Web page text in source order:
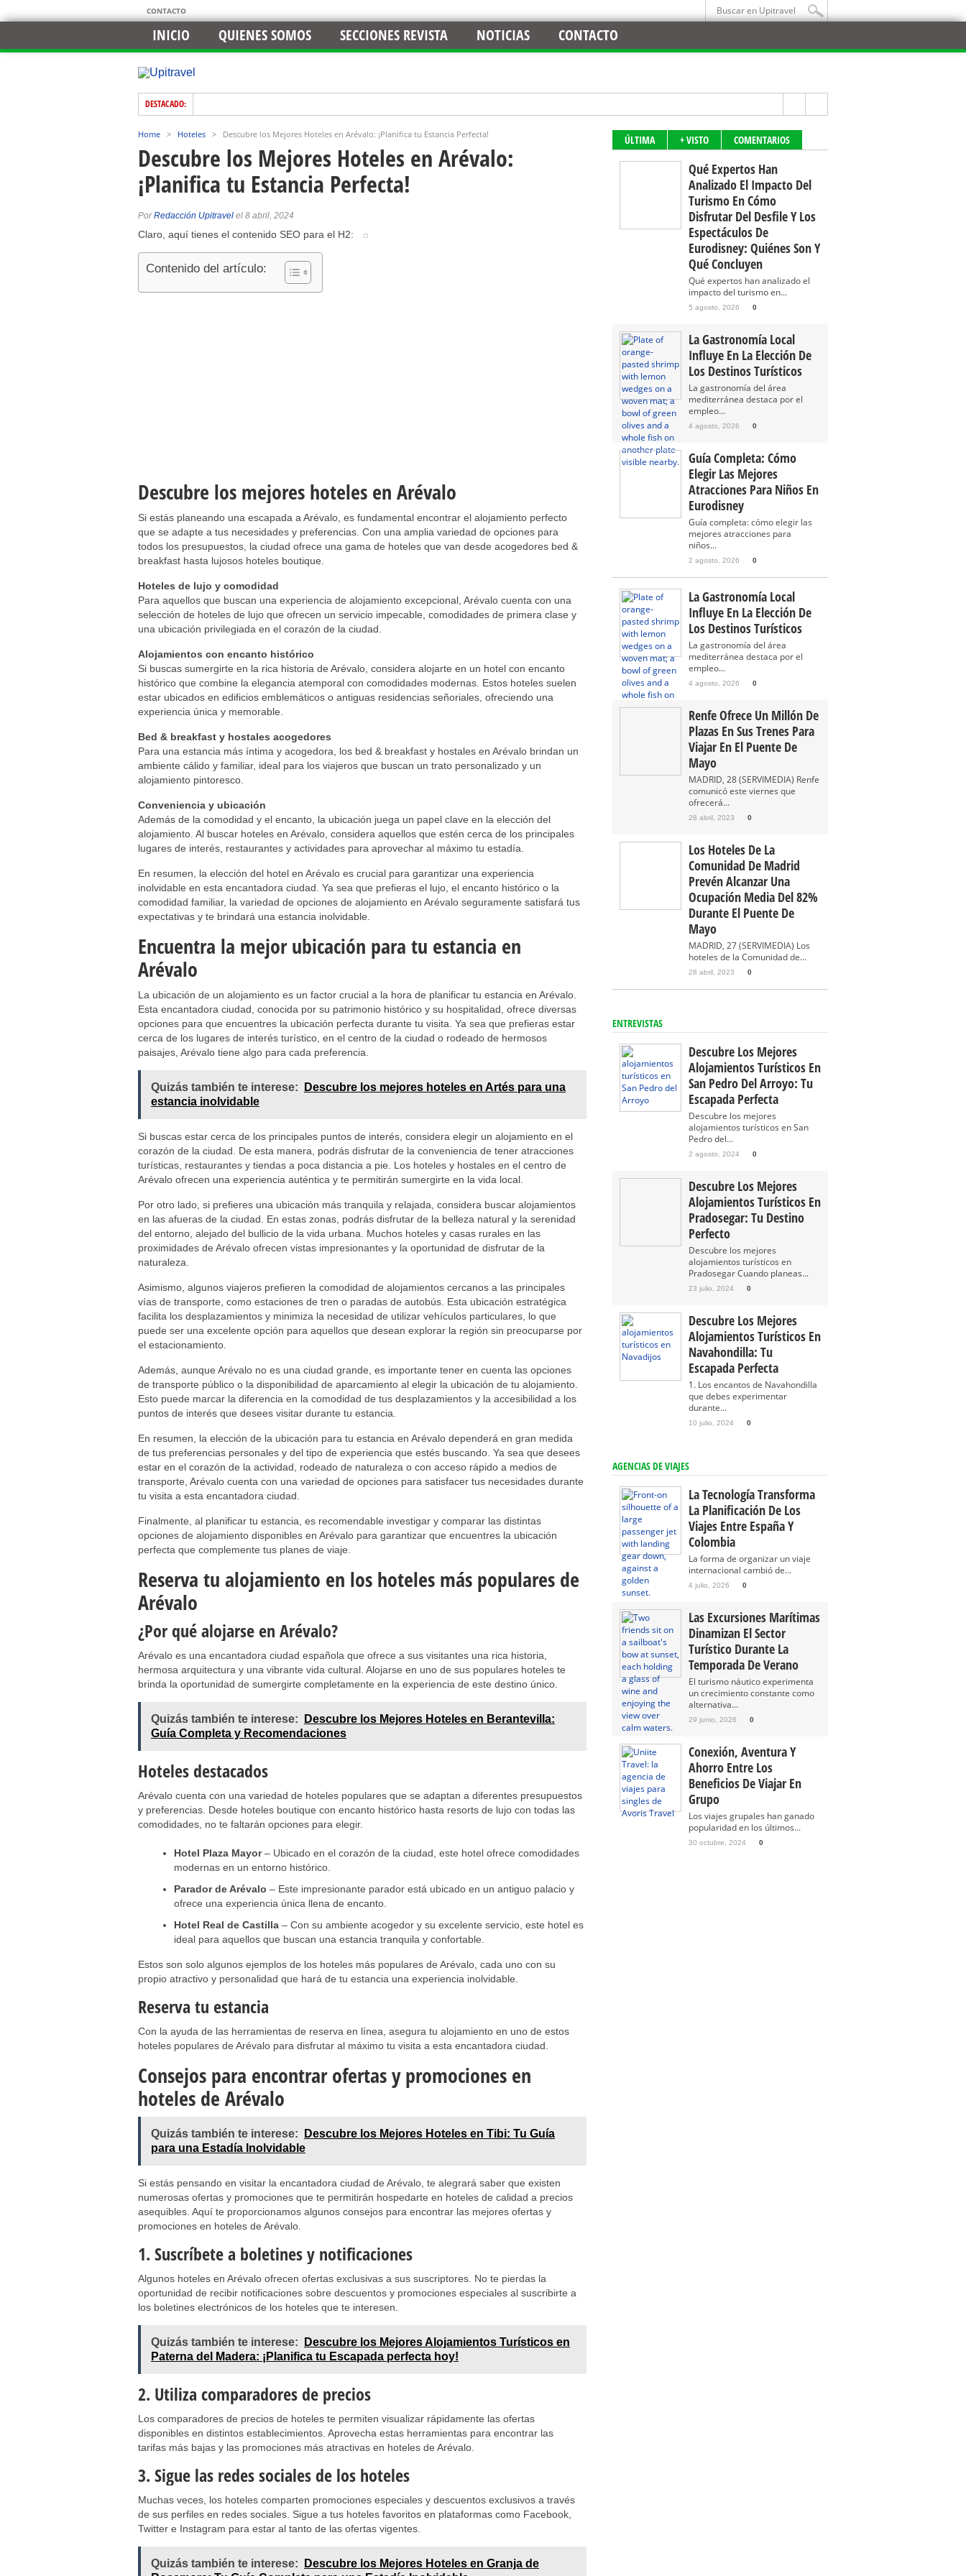
CONTACTO
INICIO QUIENES SOMOS SECCIONES REVISTA NOTICIAS CONTACTO
DESTACADO:
Home > Hoteles > Descubre los Mejores Hoteles en Arévalo: ¡Planifica tu Estancia Perfecta!
Descubre los Mejores Hoteles en Arévalo:
¡Planifica tu Estancia Perfecta!
PorRedacción Upitravel el 8 abril, 2024
Claro, aquí tienes el contenido SEO para el H2:
Contenido del artículo:
Descubre los mejores hoteles en Arévalo
Si estás planeando una escapada a Arévalo, es fundamental encontrar el alojamiento perfecto
que se adapte a tus necesidades y preferencias. Con una amplia variedad de opciones para
todos los presupuestos, la ciudad ofrece una gama de hoteles que van desde acogedores bed &
breakfast hasta lujosos hoteles boutique.
Hoteles de lujo y comodidad
Para aquellos que buscan una experiencia de alojamiento excepcional, Arévalo cuenta con una
selección de hoteles de lujo que ofrecen un servicio impecable, comodidades de primera clase y
una ubicación privilegiada en el corazón de la ciudad.
Alojamientos con encanto histórico
Si buscas sumergirte en la rica historia de Arévalo, considera alojarte en un hotel con encanto
histórico que combine la elegancia atemporal con comodidades modernas. Estos hoteles suelen
estar ubicados en edificios emblemáticos o antiguas residencias señoriales, ofreciendo una
experiencia única y memorable.
Bed & breakfast y hostales acogedores
Para una estancia más íntima y acogedora, los bed & breakfast y hostales en Arévalo brindan un
ambiente cálido y familiar, ideal para los viajeros que buscan un trato personalizado y un
alojamiento pintoresco.
Conveniencia y ubicación
Además de la comodidad y el encanto, la ubicación juega un papel clave en la elección del
alojamiento. Al buscar hoteles en Arévalo, considera aquellos que estén cerca de los principales
lugares de interés, restaurantes y actividades para aprovechar al máximo tu estadía.
En resumen, la elección del hotel en Arévalo es crucial para garantizar una experiencia
inolvidable en esta encantadora ciudad. Ya sea que prefieras el lujo, el encanto histórico o la
comodidad familiar, la variedad de opciones de alojamiento en Arévalo seguramente satisfará tus
expectativas y te brindará una estancia inolvidable.
Encuentra la mejor ubicación para tu estancia en
Arévalo
La ubicación de un alojamiento es un factor crucial a la hora de planificar tu estancia en Arévalo.
Esta encantadora ciudad, conocida por su patrimonio histórico y su hospitalidad, ofrece diversas
opciones para que encuentres la ubicación perfecta durante tu visita. Ya sea que prefieras estar
cerca de los lugares de interés turístico, en el centro de la ciudad o rodeado de hermosos
paisajes, Arévalo tiene algo para cada preferencia.
Quizás también te interese:
Descubre los mejores hoteles en Artés para una
estancia inolvidable
Si buscas estar cerca de los principales puntos de interés, considera elegir un alojamiento en el
corazón de la ciudad. De esta manera, podrás disfrutar de la conveniencia de tener atracciones
turísticas, restaurantes y tiendas a poca distancia a pie. Los hoteles y hostales en el centro de
Arévalo ofrecen una experiencia auténtica y te permitirán sumergirte en la vida local.
Por otro lado, si prefieres una ubicación más tranquila y relajada, considera buscar alojamientos
en las afueras de la ciudad. En estas zonas, podrás disfrutar de la belleza natural y la serenidad
del entorno, alejado del bullicio de la vida urbana. Muchos hoteles y casas rurales en las
proximidades de Arévalo ofrecen vistas impresionantes y la oportunidad de disfrutar de la
naturaleza.
Asimismo, algunos viajeros prefieren la comodidad de alojamientos cercanos a las principales
vías de transporte, como estaciones de tren o paradas de autobús. Esta ubicación estratégica
facilita los desplazamientos y minimiza la necesidad de utilizar vehículos particulares, lo que
puede ser una excelente opción para aquellos que desean explorar la región sin preocuparse por
el estacionamiento.
Además, aunque Arévalo no es una ciudad grande, es importante tener en cuenta las opciones
de transporte público o la disponibilidad de aparcamiento al elegir la ubicación de tu alojamiento.
Esto puede marcar la diferencia en la comodidad de tus desplazamientos y la accesibilidad a los
puntos de interés que desees visitar durante tu estancia.
En resumen, la elección de la ubicación para tu estancia en Arévalo dependerá en gran medida
de tus preferencias personales y del tipo de experiencia que estés buscando. Ya sea que desees
estar en el corazón de la actividad, rodeado de naturaleza o con acceso rápido a medios de
transporte, Arévalo cuenta con una variedad de opciones para satisfacer tus necesidades durante
tu visita a esta encantadora ciudad.
Finalmente, al planificar tu estancia, es recomendable investigar y comparar las distintas
opciones de alojamiento disponibles en Arévalo para garantizar que encuentres la ubicación
perfecta que complemente tus planes de viaje.
Reserva tu alojamiento en los hoteles más populares de
Arévalo
¿Por qué alojarse en Arévalo?
Arévalo es una encantadora ciudad española que ofrece a sus visitantes una rica historia,
hermosa arquitectura y una vibrante vida cultural. Alojarse en uno de sus populares hoteles te
brinda la oportunidad de sumergirte completamente en la experiencia de este destino único.
Quizás también te interese:
Descubre los Mejores Hoteles en Berantevilla:
Guía Completa y Recomendaciones
Hoteles destacados
Arévalo cuenta con una variedad de hoteles populares que se adaptan a diferentes presupuestos
y preferencias. Desde hoteles boutique con encanto histórico hasta resorts de lujo con todas las
comodidades, no te faltarán opciones para elegir.
Hotel Plaza Mayor– Ubicado en el corazón de la ciudad, este hotel ofrece comodidades
modernas en un entorno histórico.
Parador de Arévalo – Este impresionante parador está ubicado en un antiguo palacio y
ofrece una experiencia única llena de encanto.
Hotel Real de Castilla – Con su ambiente acogedor y su excelente servicio, este hotel es
ideal para aquellos que buscan una estancia tranquila y confortable.
Estos son solo algunos ejemplos de los hoteles más populares de Arévalo, cada uno con su
propio atractivo y personalidad que hará de tu estancia una experiencia inolvidable.
Reserva tu estancia
Con la ayuda de las herramientas de reserva en línea, asegura tu alojamiento en uno de estos
hoteles populares de Arévalo para disfrutar al máximo tu visita a esta encantadora ciudad.
Consejos para encontrar ofertas y promociones en
hoteles de Arévalo
Quizás también te interese:
Descubre los Mejores Hoteles en Tibi: Tu Guía
para una Estadía Inolvidable
Si estás pensando en visitar la encantadora ciudad de Arévalo, te alegrará saber que existen
numerosas ofertas y promociones que te permitirán hospedarte en hoteles de calidad a precios
asequibles. Aquí te proporcionamos algunos consejos para encontrar las mejores ofertas y
promociones en hoteles de Arévalo.
1. Suscríbete a boletines y notificaciones
Algunos hoteles en Arévalo ofrecen ofertas exclusivas a sus suscriptores. No te pierdas la
oportunidad de recibir notificaciones sobre descuentos y promociones especiales al suscribirte a
los boletines electrónicos de los hoteles que te interesen.
Quizás también te interese:
Descubre los Mejores Alojamientos Turísticos en
Paterna del Madera: ¡Planifica tu Escapada perfecta hoy!
2. Utiliza comparadores de precios
Los comparadores de precios de hoteles te permiten visualizar rápidamente las ofertas
disponibles en distintos establecimientos. Aprovecha estas herramientas para encontrar las
tarifas más bajas y las promociones más atractivas en hoteles de Arévalo.
3. Sigue las redes sociales de los hoteles
Muchas veces, los hoteles comparten promociones especiales y descuentos exclusivos a través
de sus perfiles en redes sociales. Sigue a tus hoteles favoritos en plataformas como Facebook,
Twitter e Instagram para estar al tanto de las ofertas vigentes.
Quizás también te interese:
Descubre los Mejores Hoteles en Granja de
ÚLTIMA + VISTO COMENTARIOS
Qué Expertos Han
Analizado El Impacto Del
Turismo En Cómo
Disfrutar Del Desfile Y Los
Espectáculos De
Eurodisney: Quiénes Son Y
Qué Concluyen
Qué expertos han analizado el
impacto del turismo en...
5 agosto, 2026 0
La Gastronomía Local
Influye En La Elección De
Los Destinos Turísticos
La gastronomía del área
mediterránea destaca por el
empleo...
4 agosto, 2026 0
Guía Completa: Cómo
Elegir Las Mejores
Atracciones Para Niños En
Eurodisney
Guía completa: cómo elegir las
mejores atracciones para
niños...
2 agosto, 2026 0
La Gastronomía Local
Influye En La Elección De
Los Destinos Turísticos
La gastronomía del área
mediterránea destaca por el
empleo...
4 agosto, 2026 0
Renfe Ofrece Un Millón De
Plazas En Sus Trenes Para
Viajar En El Puente De
Mayo
MADRID, 28 (SERVIMEDIA) Renfe
comunicó este viernes que
ofrecerá...
28 abril, 2023 0
Los Hoteles De La
Comunidad De Madrid
Prevén Alcanzar Una
Ocupación Media Del 82%
Durante El Puente De
Mayo
MADRID, 27 (SERVIMEDIA) Los
hoteles de la Comunidad de...
28 abril, 2023 0
ENTREVISTAS
Descubre Los Mejores
Alojamientos Turísticos En
San Pedro Del Arroyo: Tu
Escapada Perfecta
Descubre los mejores
alojamientos turísticos en San
Pedro del...
2 agosto, 2024 0
Descubre Los Mejores
Alojamientos Turísticos En
Pradosegar: Tu Destino
Perfecto
Descubre los mejores
alojamientos turísticos en
Pradosegar Cuando planeas...
23 julio, 2024 0
Descubre Los Mejores
Alojamientos Turísticos En
Navahondilla: Tu
Escapada Perfecta
1. Los encantos de Navahondilla
que debes experimentar
durante...
10 julio, 2024 0
AGENCIAS DE VIAJES
La Tecnología Transforma
La Planificación De Los
Viajes Entre España Y
Colombia
La forma de organizar un viaje
internacional cambió de...
4 julio, 2026 0
Las Excursiones Marítimas
Dinamizan El Sector
Turístico Durante La
Temporada De Verano
El turismo náutico experimenta
un crecimiento constante como
alternativa...
29 junio, 2026 0
Conexión, Aventura Y
Ahorro Entre Los
Beneficios De Viajar En
Grupo
Los viajes grupales han ganado
popularidad en los últimos...
30 octubre, 2024 0